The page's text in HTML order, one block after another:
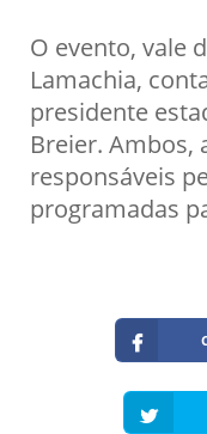
O evento, vale
Lamachia,
presidente
Breier. Ambos,
responsáveis
programadas